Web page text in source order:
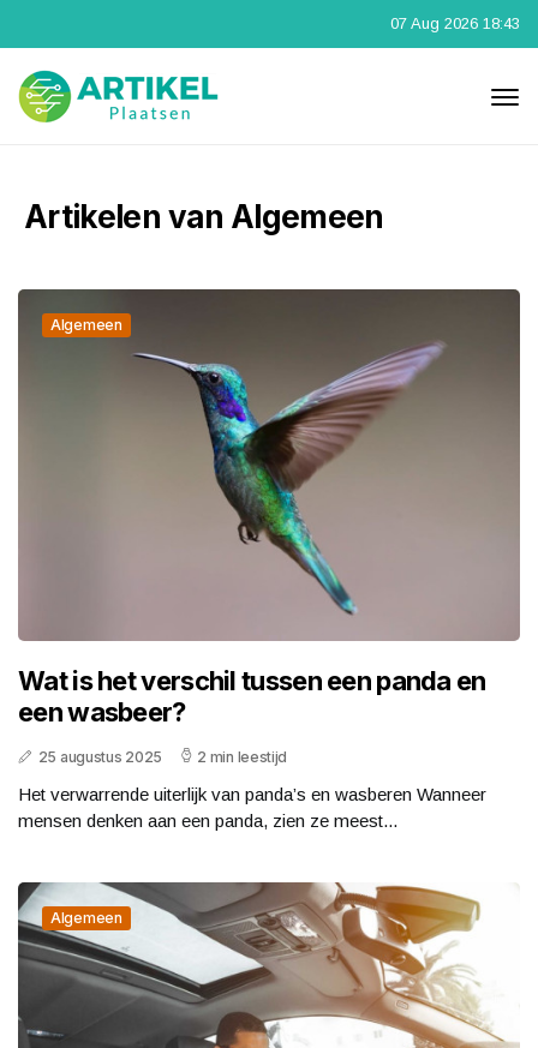
07 Aug 2026 18:43
Artikelen van Algemeen
Algemeen
Wat is het verschil tussen een panda en
een wasbeer?
25 augustus 2025 2 min leestijd
Het verwarrende uiterlijk van panda’s en wasberen Wanneer
mensen denken aan een panda, zien ze meest...
Algemeen